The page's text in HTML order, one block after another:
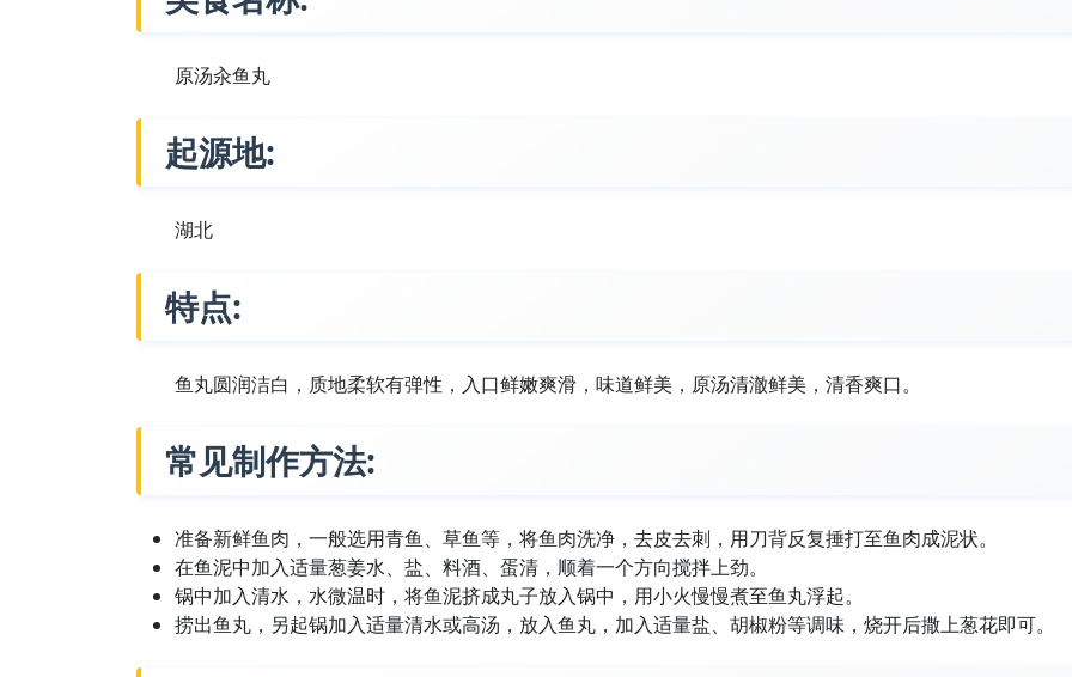
原汤汆鱼丸
起源地:
湖北
特点:
鱼丸圆润洁白，质地柔软有弹性，入口鲜嫩爽滑，味道鲜美，原汤清澈鲜美，清香爽口。
常见制作方法:
准备新鲜鱼肉，一般选用青鱼、草鱼等，将鱼肉洗净，去皮去刺，用刀背反复捶打至鱼肉成泥状。
在鱼泥中加入适量葱姜水、盐、料酒、蛋清，顺着一个方向搅拌上劲。
锅中加入清水，水微温时，将鱼泥挤成丸子放入锅中，用小火慢慢煮至鱼丸浮起。
捞出鱼丸，另起锅加入适量清水或高汤，放入鱼丸，加入适量盐、胡椒粉等调味，烧开后撒上葱花即可。